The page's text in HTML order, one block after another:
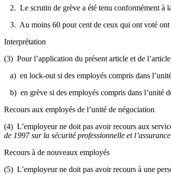
2. Le scrutin de grève a été tenu conformément à
3. Au moins 60 pour cent de ceux qui ont voté ont
Interprétation
(3) Pour l’application du présent article et de
a) en lock-out si des employés compris dans
b) en grève si des employés compris dans l’unité
Recours aux employés de l’unité de négociation
(4) L’employeur ne doit pas avoir recours aux
de 1997 sur la sécurité professionnelle et
Recours à de nouveaux employés
(5) L’employeur ne doit pas avoir recours à une